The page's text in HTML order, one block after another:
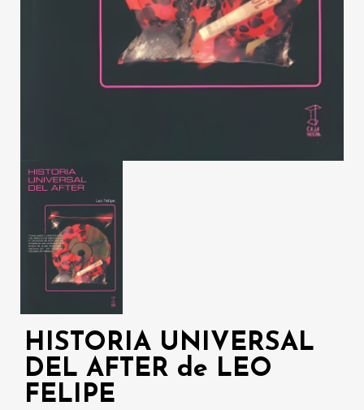
HISTORIA UNIVERSAL
DEL AFTER de LEO
FELIPE